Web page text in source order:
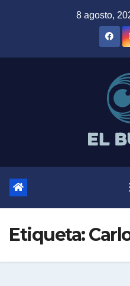
8 agosto,
Etiqueta: